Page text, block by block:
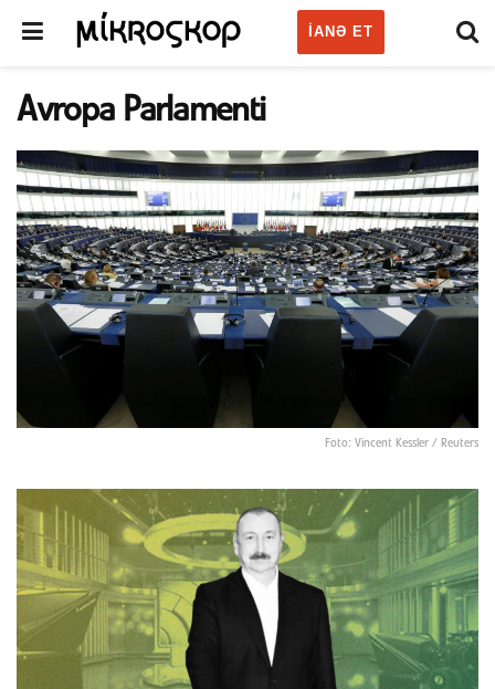
IANƏ ET
Avropa Parlamenti
Foto: Vincent Kessler / Reuters